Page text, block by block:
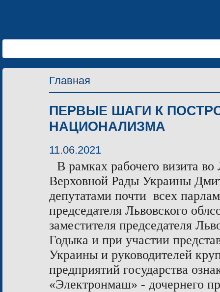
Главная
ПЕРВЫЕ ШАГИ К
НАЦИОНАЛИЗМА
11.06.2021
В рамках рабочего визита
Верховной Рады Украины
депутатами почти всех
председателя Львовского
заместителя председателя
Годыка и при участии
Украины и руководителей
предприятий государства
«Электронмаш» - дочернего